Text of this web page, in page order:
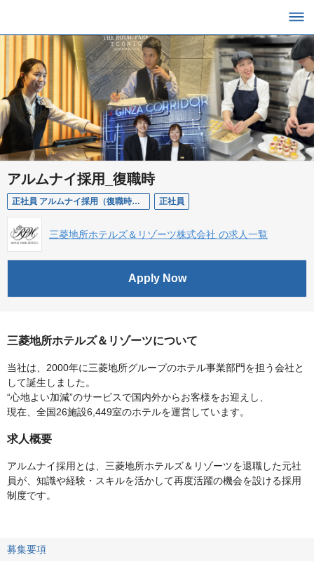
アルムナイ採用_復職時
正社員 アルムナイ採用（復職時用） 正社員
三菱地所ホテルズ＆リゾーツ株式会社 の求人一覧
Apply Now
三菱地所ホテルズ＆リゾーツについて
当社は、2000年に三菱地所グループのホテル事業部門を担う会社と
して誕生しました。
“心地よい加減”のサービスで国内外からお客様をお迎えし、
現在、全国26施設6,449室のホテルを運営しています。
求人概要
アルムナイ採用とは、三菱地所ホテルズ＆リゾーツを退職した元社
員が、知識や経験・スキルを活かして再度活躍の機会を設ける採用
制度です。
募集要項